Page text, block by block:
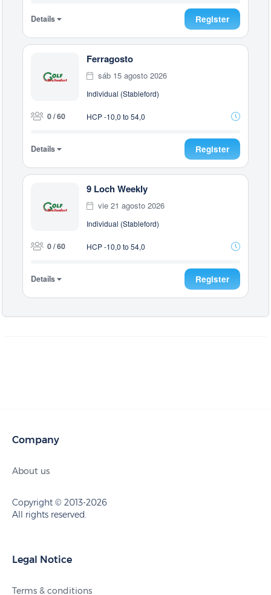
Details Register
Ferragosto
sáb 15 agosto 2026
Individual (Stableford)
0 / 60 HCP -10,0 to 54,0
Details Register
9 Loch Weekly
vie 21 agosto 2026
Individual (Stableford)
0 / 60 HCP -10,0 to 54,0
Details Register
Company
About us
Copyright © 2013-2026
All rights reserved.
Legal Notice
Terms & conditions